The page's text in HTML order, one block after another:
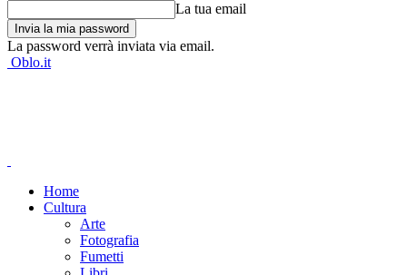
La tua email
La password verrà inviata via email.
Oblo.it
Home
Cultura
Arte
Fotografia
Fumetti